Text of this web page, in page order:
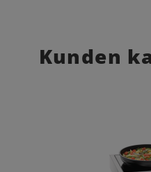
Kunden